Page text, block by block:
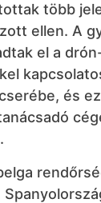
több
ellen. A
el a
és